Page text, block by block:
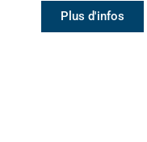
Plus d'infos